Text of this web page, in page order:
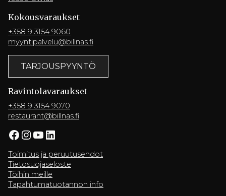
Kokousvaraukset
+358 9 3154 9060
myyntipalvelu@billnas.fi
TARJOUSPYYNTÖ
Ravintola­varaukset
+358 9 3154 9070
restaurant@billnas.fi
Facebook InstagramYouTube LinkedIn
Toimitus ja peruutusehdot
Tietosuojaseloste
Töihin meille
Tapahtumatuotannon info